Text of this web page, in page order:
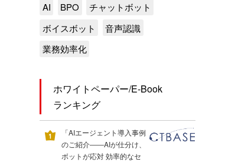
AI
BPO
チャットボット
ボイスボット
音声認識
業務効率化
ホワイトペーパー/E-Book
ランキング
「AIエージェント導入事例
のご紹介――AIが仕分け、
ボットが応対 効率的なセ